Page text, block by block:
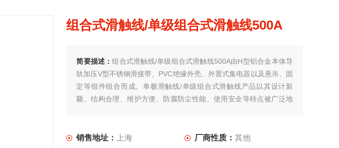
组合式滑触线/单级组合式滑触线500A
简要描述：组合式滑触线/单级组合式滑触线500A由H型铝合金本体导
轨加压V型不锈钢滑接带、PVC绝缘外壳、外置式集电器以及悬吊、固
定等组件组合而成。单极滑触线/单级组合式滑触线产品以其设计新
颖、结构合理、维护方便、防腐防尘性能、使用安全等特点被广泛地
销售地址： 上海 厂商性质：其他